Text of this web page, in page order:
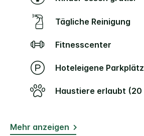
Tägliche Reinigung
Fitnesscenter
Hoteleigene
Haustiere erlaubt
Mehr anzeigen